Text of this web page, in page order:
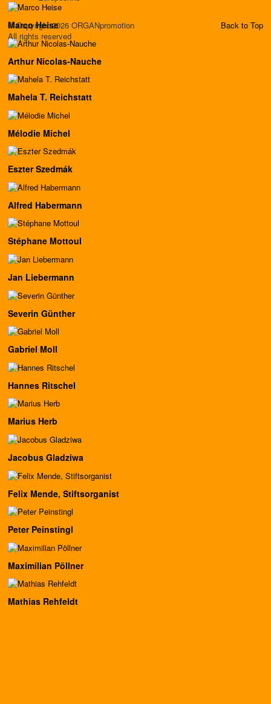
Marco Heise
Arthur Nicolas-Nauche
Mahela T. Reichstatt
Mélodie Michel
Eszter Szedmák
Alfred Habermann
Stéphane Mottoul
Jan Liebermann
Severin Günther
Gabriel Moll
Hannes Ritschel
Marius Herb
Jacobus Gladziwa
Felix Mende, Stiftsorganist
Peter Peinstingl
Maximilian Pöllner
Mathias Rehfeldt
© Copyright 2026 ORGANpromotion
All rights reserved
Back to Top